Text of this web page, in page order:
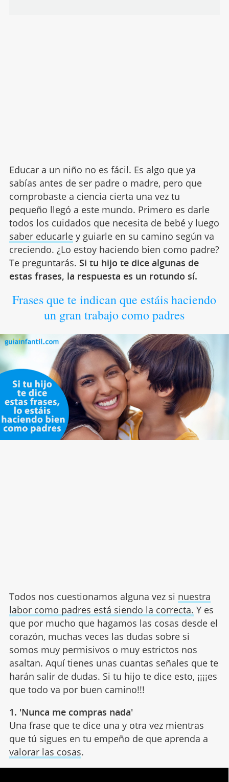
Educar a un niño no es fácil. Es algo que ya
sabías antes de ser padre o madre, pero que
comprobaste a ciencia cierta una vez tu
pequeño llegó a este mundo. Primero es darle
todos los cuidados que necesita de bebé y luego
saber educarley guiarle en su camino según va
creciendo. ¿Lo estoy haciendo bien como padre?
Te preguntarás. Si tu hijo te dice algunas de
estas frases, la respuesta es un rotundo sí.
Frases que te indican que estáis haciendo
un gran trabajo como padres
Todos nos cuestionamos alguna vez si nuestra
labor como padres está siendo la correcta. Y es
que por mucho que hagamos las cosas desde el
corazón, muchas veces las dudas sobre si
somos muy permisivos o muy estrictos nos
asaltan. Aquí tienes unas cuantas señales que te
harán salir de dudas. Si tu hijo te dice esto, ¡¡¡¡es
que todo va por buen camino!!!
1. 'Nunca me compras nada'
Una frase que te dice una y otra vez mientras
que tú sigues en tu empeño de que aprenda a
valorar las cosas.